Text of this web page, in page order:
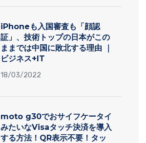
iPhoneも入国審査も「顔認
証」、技術トップの日本がこの
ままでは中国に敗北する理由 ｜
ビジネス+IT
18/03/2022
moto g30でおサイフケータイ
みたいなVisaタッチ決済を導入
する方法！QR表示不要！タッ